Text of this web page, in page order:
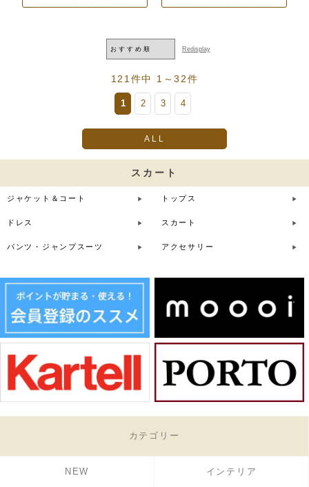
121件中 1～32件
1 2 3 4
ALL
スカート
ジャケット＆コート トップス
ドレス スカート
パンツ・ジャンプスーツ アクセサリー
カテゴリー
NEW インテリア